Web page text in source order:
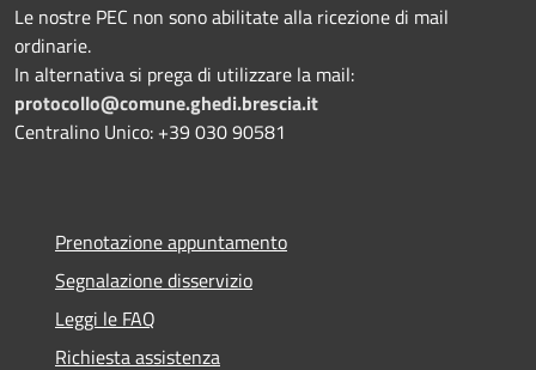
Le nostre PEC non sono abilitate alla ricezione di mail
ordinarie.
In alternativa si prega di utilizzare la mail:
protocollo@comune.ghedi.brescia.it
Centralino Unico: +39 030 90581
Prenotazione appuntamento
Segnalazione disservizio
Leggi le FAQ
Richiesta assistenza